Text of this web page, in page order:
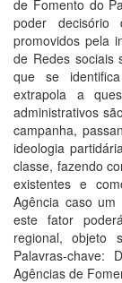
de Fomento do
poder decisório
promovidos pela
de Redes sociais
que se
extrapola a
administrativos
campanha,
ideologia
classe, fazendo
existentes e
Agência caso
este fator
regional, objeto
Palavras-chave:
Agências de